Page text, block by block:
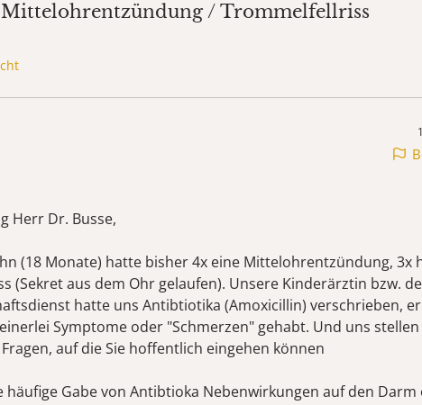
Mittelohrentzündung / Trommelfellriss
Herr Dr. Busse,
(18 Monate) hatte bisher 4x eine Mittelohrentzündung, 3x
(Sekret aus dem Ohr gelaufen). Unsere Kinderärztin bzw.
hatte uns Antibtiotika (Amoxicillin) verschrieben,
Symptome oder "Schmerzen" gehabt. Und uns stellen
auf die Sie hoffentlich eingehen können
häufige Gabe von Antibtioka Nebenwirkungen auf den Darm